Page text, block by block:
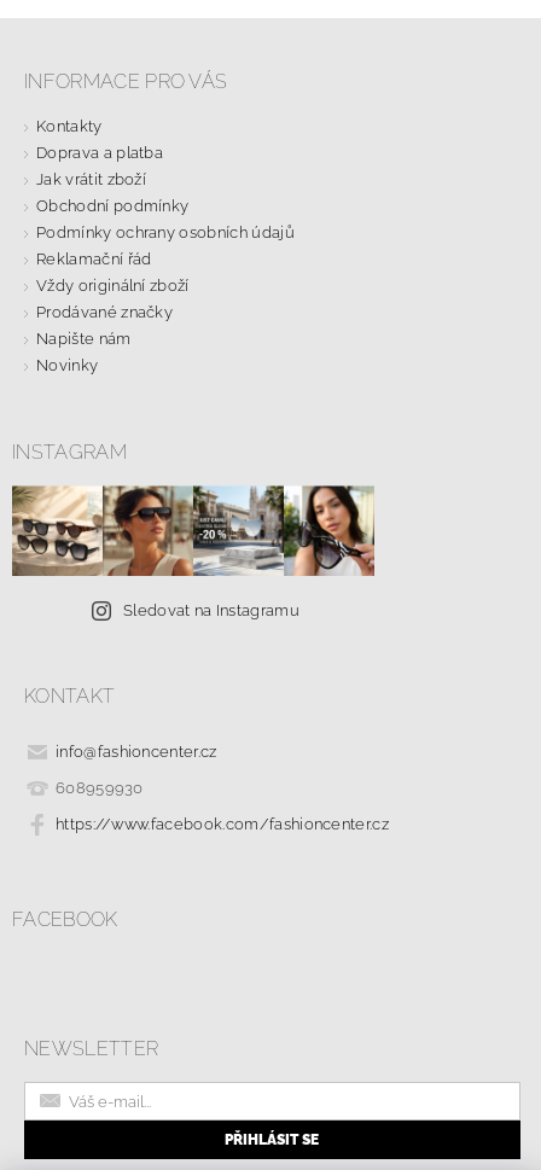
INFORMACE PRO VÁS
Kontakty
Doprava a platba
Jak vrátit zboží
Obchodní podmínky
Podmínky ochrany osobních údajů
Reklamační řád
Vždy originální zboží
Prodávané značky
Napište nám
Novinky
INSTAGRAM
Sledovat na Instagramu
KONTAKT
info@fashioncenter.cz
608959930
https://www.facebook.com/fashioncenter.cz
FACEBOOK
NEWSLETTER